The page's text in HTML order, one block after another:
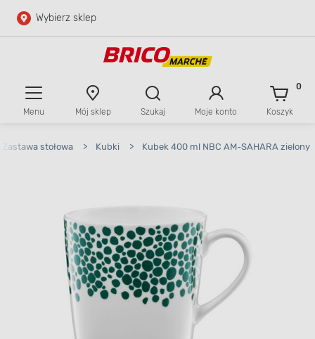
Przejdź do głównej zawartości
Wybierz sklep
Menu Mój sklep Szukaj Moje konto Koszyk
0
Zastawa stołowa > Kubki > Kubek 400 ml NBC AM-SAHARA zielony